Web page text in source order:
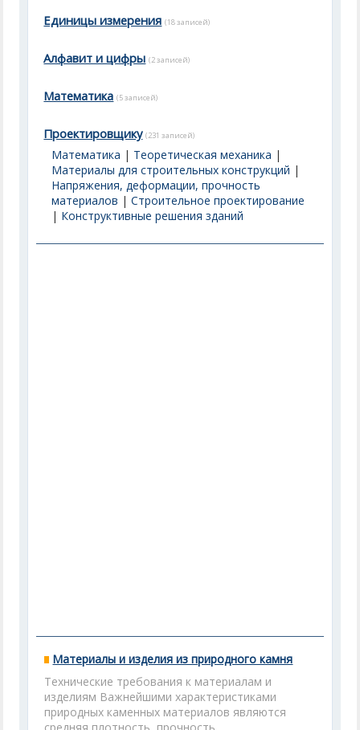
Единицы измерения (18 записей)
Алфавит и цифры (2 записей)
Математика (5 записей)
Проектировщику (231 записей)
Математика | Теоретическая механика |
Материалы для строительных конструкций |
Напряжения, деформации, прочность
материалов |Строительное проектирование
| Конструктивные решения зданий
Материалы и изделия из природного камня
Технические требования к материалам и
изделиям Важнейшими характеристиками
природных каменных материалов являются